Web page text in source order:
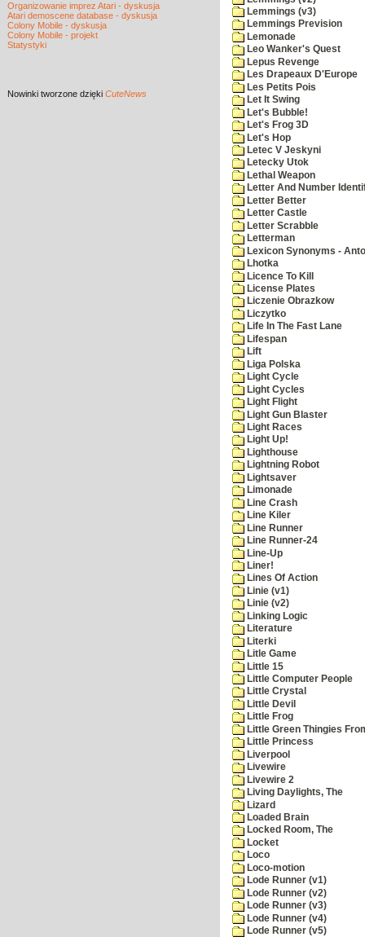
Organizowanie imprez Atari - dyskusja
Atari demoscene database - dyskusja
Colony Mobile - dyskusja
Colony Mobile - projekt
Statystyki
Nowinki tworzone dzięki CuteNews
Lemmings (v3)
Lemmings Prevision
Lemonade
Leo Wanker's Quest
Lepus Revenge
Les Drapeaux D'Europe
Les Petits Pois
Let It Swing
Let's Bubble!
Let's Frog 3D
Let's Hop
Letec V Jeskyni
Letecky Utok
Lethal Weapon
Letter And Number
Letter Better
Letter Castle
Letter Scrabble
Letterman
Lexicon Synonyms -
Lhotka
Licence To Kill
License Plates
Liczenie Obrazkow
Liczytko
Life In The Fast Lane
Lifespan
Lift
Liga Polska
Light Cycle
Light Cycles
Light Flight
Light Gun Blaster
Light Races
Light Up!
Lighthouse
Lightning Robot
Lightsaver
Limonade
Line Crash
Line Kiler
Line Runner
Line Runner-24
Line-Up
Liner!
Lines Of Action
Linie (v1)
Linie (v2)
Linking Logic
Literature
Literki
Litle Game
Little 15
Little Computer People
Little Crystal
Little Devil
Little Frog
Little Green Thingies
Little Princess
Liverpool
Livewire
Livewire 2
Living Daylights, The
Lizard
Loaded Brain
Locked Room, The
Locket
Loco
Loco-motion
Lode Runner (v1)
Lode Runner (v2)
Lode Runner (v3)
Lode Runner (v4)
Lode Runner (v5)